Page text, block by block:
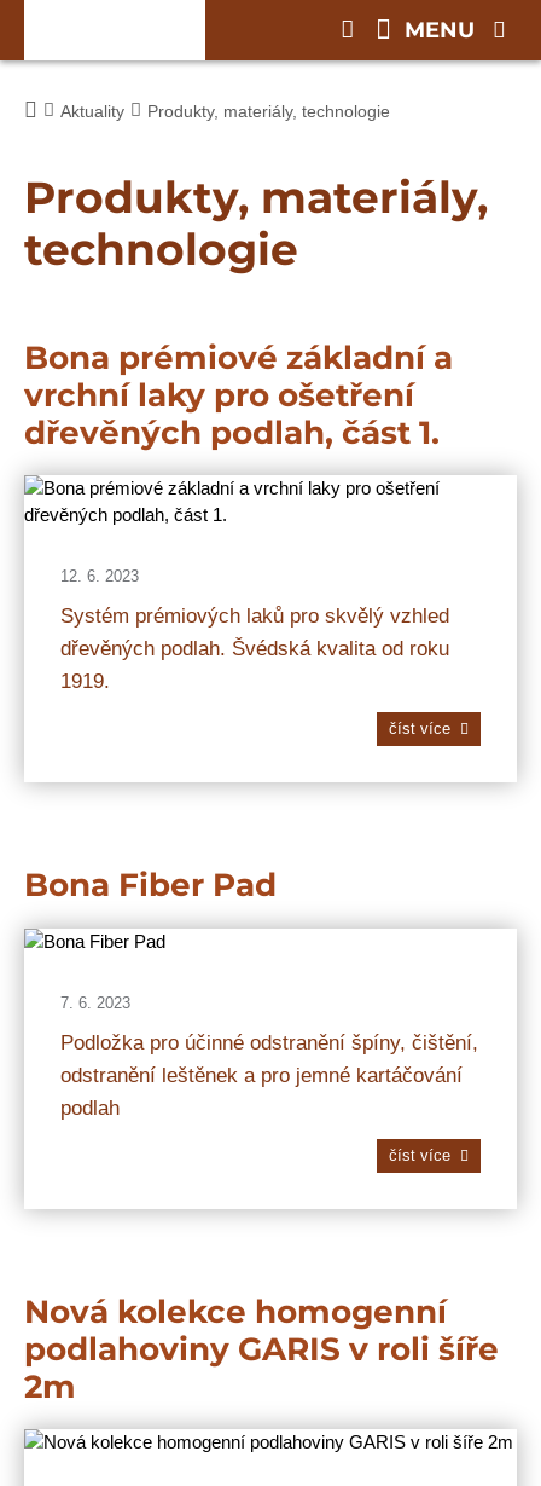
Aktuality Produkty, materiály, technologie
Produkty, materiály,
technologie
Bona prémiové základní a
vrchní laky pro ošetření
dřevěných podlah, část 1.
12. 6. 2023
Systém prémiových laků pro skvělý vzhled
dřevěných podlah. Švédská kvalita od roku
1919.
číst více
Bona Fiber Pad
7. 6. 2023
Podložka pro účinné odstranění špíny, čištění,
odstranění leštěnek a pro jemné kartáčování
podlah
číst více
Nová kolekce homogenní
podlahoviny GARIS v roli šíře
2m
MENU